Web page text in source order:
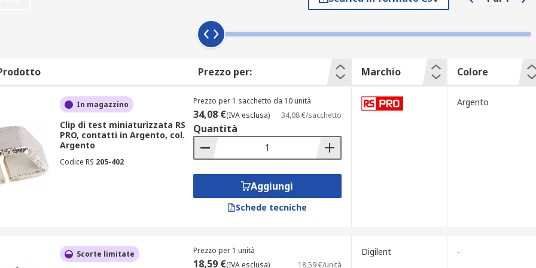
possano avere assoluta fiducia nell'acquisto online. Offriamo non solo una descrizione
il supporto dei nostri tecnici specializzati pronti a fornire informazioni e consigli. Ricorda
di prezzi adattabili al budget del cliente. Oltre a Sonde miniatura, potrai ordinare altri
e Sicurezza. La serie di prodotti Information Technology, Strumentazione e
Strumenti di misura, tutti disponibili con una spedizione veloce e sicura. Infine, per qualsiasi
con un team tecnico preparato e disponibile.
Prezzo per: Marchio Colore
In magazzino
Clip di test miniaturizzata RS
PRO, contatti in Argento, col.
Argento
Codice RS 205-402
Prezzo per 1 sacchetto da 10 unità
34,08 €(IVA esclusa) 34,08 €/sacchetto
Quantità
Aggiungi
Schede tecniche
Argento
Scorte limitate Prezzo per 1 unità
18,59 €(IVA esclusa) 18,59 €/unità
Digilent -